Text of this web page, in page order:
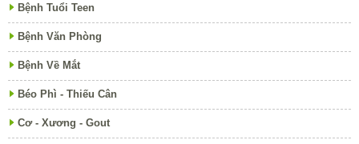
Bệnh Tuổi Teen
Bệnh Văn Phòng
Bệnh Về Mắt
Béo Phì - Thiếu Cân
Cơ - Xương - Gout